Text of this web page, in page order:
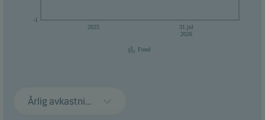
-1
2025
31.jul
2026
Fond
Årlig avkastning